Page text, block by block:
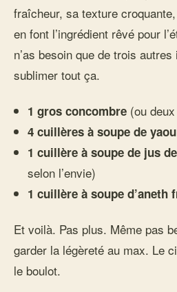
fraîcheur, sa texture
en font l’ingrédient rêvé pour
n’as besoin que de trois
sublimer tout ça.
1 gros concombre (ou
4 cuillères à soupe de
1 cuillère à soupe de jus
selon l’envie)
1 cuillère à soupe d’aneth
Et voilà. Pas plus. Même pas
garder la légèreté au max. Le
le boulot.